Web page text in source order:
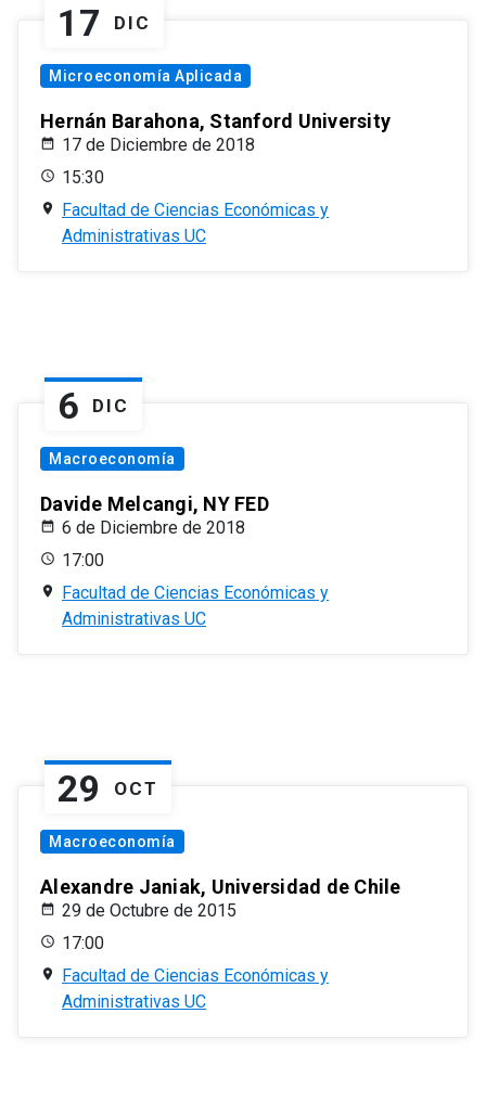
17 DIC
Microeconomía Aplicada
Hernán Barahona, Stanford University
17 de Diciembre de 2018
15:30
Facultad de Ciencias Económicas y
Administrativas UC
6 DIC
Macroeconomía
Davide Melcangi, NY FED
6 de Diciembre de 2018
17:00
Facultad de Ciencias Económicas y
Administrativas UC
29 OCT
Macroeconomía
Alexandre Janiak, Universidad de Chile
29 de Octubre de 2015
17:00
Facultad de Ciencias Económicas y
Administrativas UC